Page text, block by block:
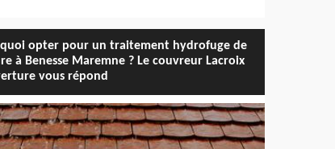
opter pour un traitement hydrofuge de
à Benesse Maremne ? Le couvreur Lacroix
vous répond